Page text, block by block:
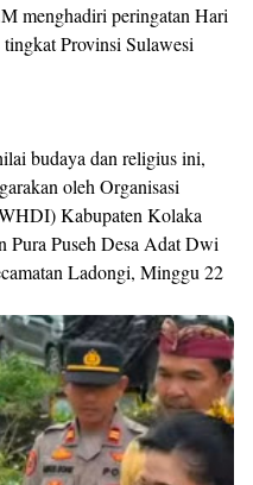
menghadiri peringatan Hari
Provinsi Sulawesi
budaya dan religius ini,
oleh Organisasi
Kabupaten Kolaka
Pura Puseh Desa Adat Dwi
Ladongi, Minggu 22